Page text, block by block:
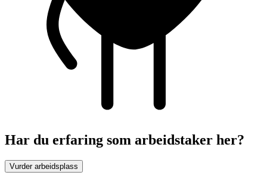
Har du erfaring som arbeidstaker her?
Vurder arbeidsplass